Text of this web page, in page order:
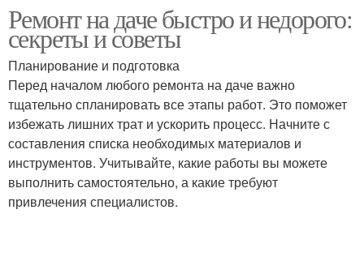
Ремонт на даче быстро и недорого:
секреты и советы
Планирование и подготовка
Перед началом любого ремонта на даче важно
тщательно спланировать все этапы работ. Это поможет
избежать лишних трат и ускорить процесс. Начните с
составления списка необходимых материалов и
инструментов. Учитывайте, какие работы вы можете
выполнить самостоятельно, а какие требуют
привлечения специалистов.